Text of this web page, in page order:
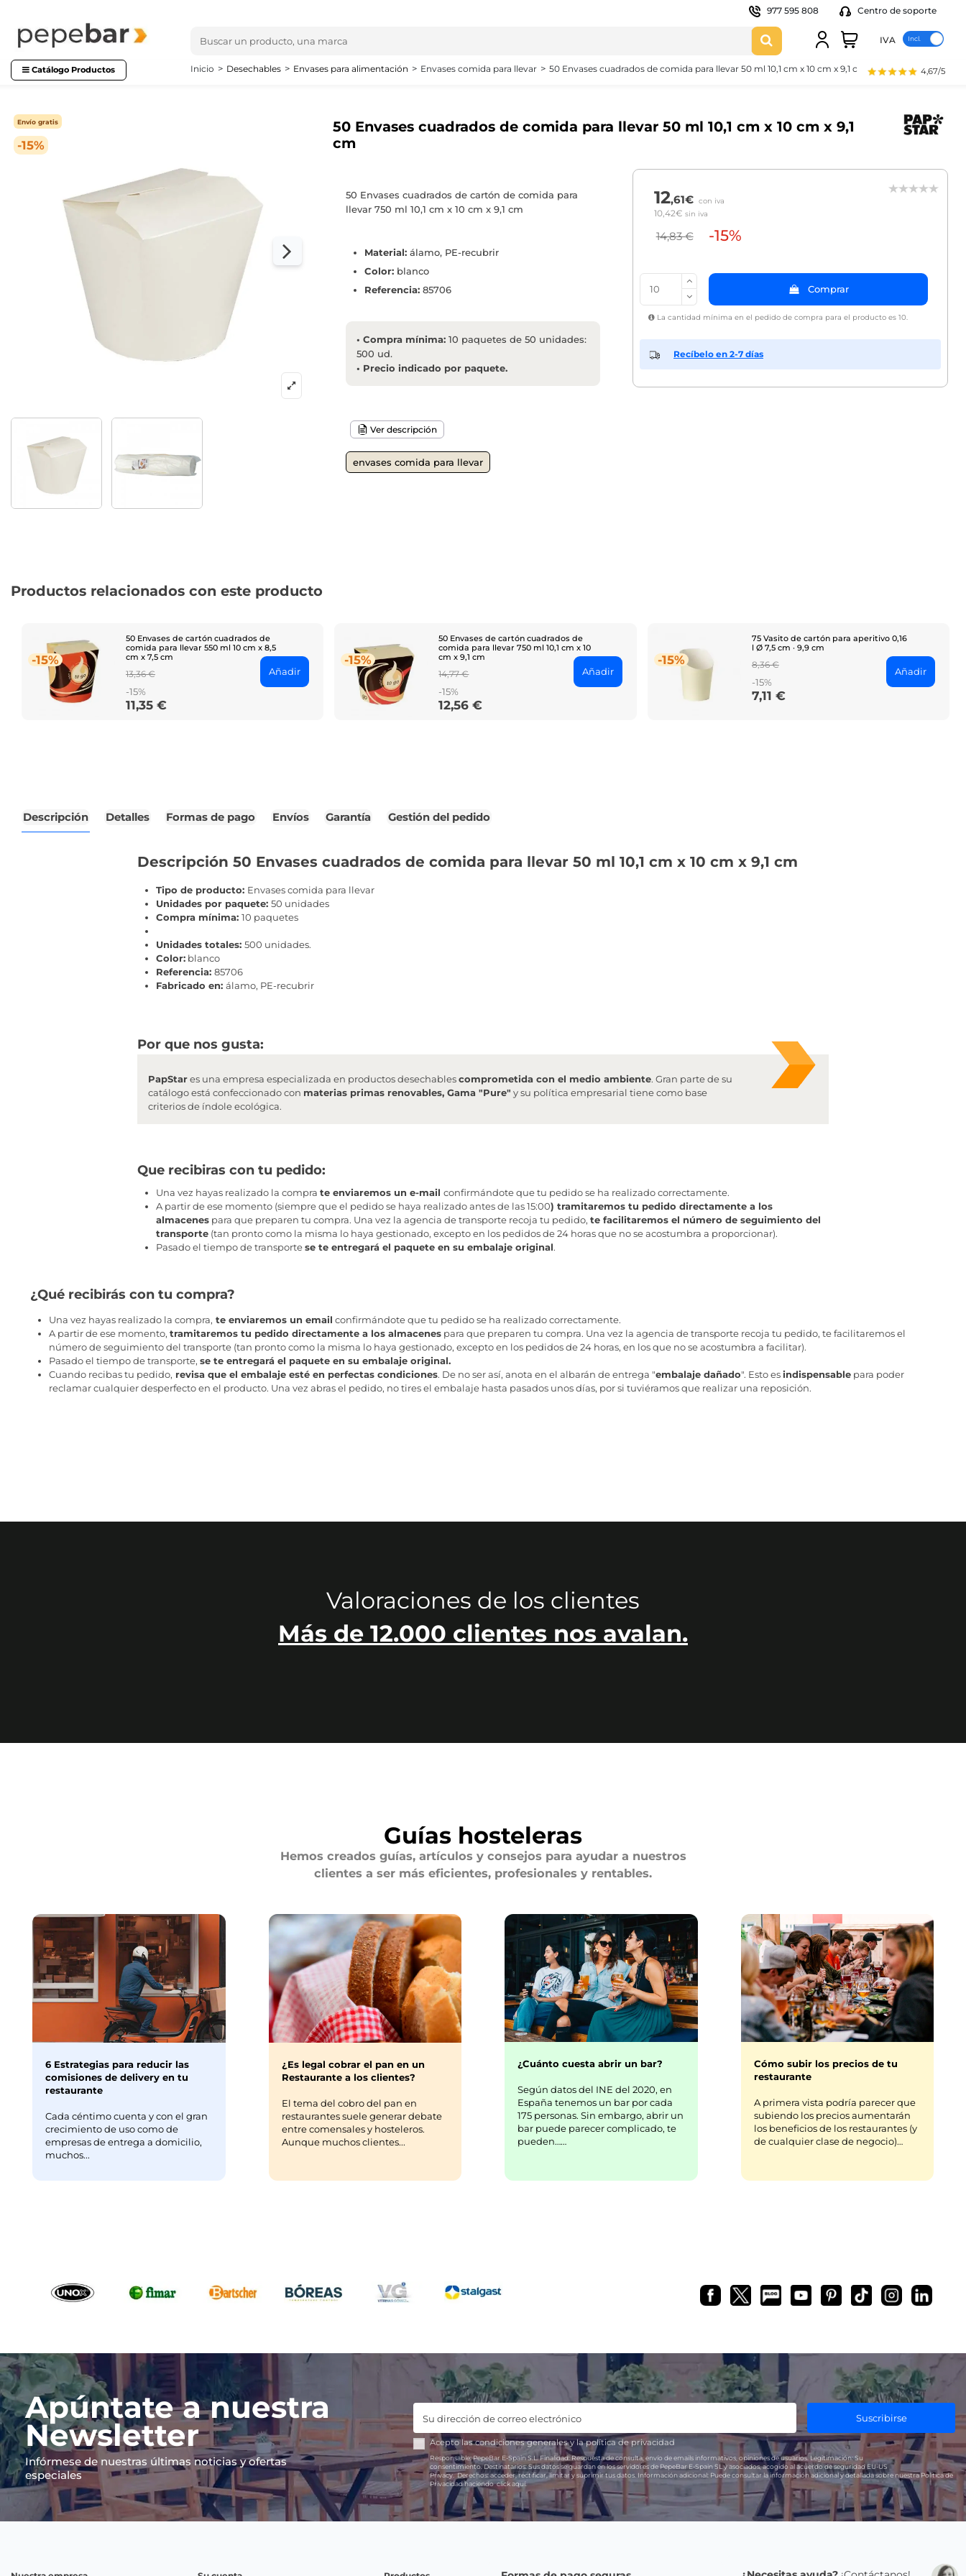
977 595 808 Centro de soporte
IVA
Catálogo Productos 4,67/5
Inicio Desechables Envases para alimentación Envases comida para llevar 50 Envases cuadrados de comida para llevar 50 ml 10,1 cm x 10 cm x 9,1 cm
-15%
Envío gratis
50 Envases cuadrados de comida para llevar 50 ml 10,1 cm x 10 cm x 9,1
cm
50 Envases cuadrados de cartón de comida para
llevar 750 ml 10,1 cm x 10 cm x 9,1 cm
Material:álamo, PE-recubrir
Color:blanco
Referencia: 85706
• Compra mínima: 10 paquetes de 50 unidades:
500 ud.
• Precio indicado por paquete.
Ver descripción
envases comida para llevar
12,61€ con iva
10,42€ sin iva
14,83 € -15%
Comprar
La cantidad mínima en el pedido de compra para el producto es 10.
Recíbelo en 2-7 días
Productos relacionados con este producto
-15%
50 Envases de cartón cuadrados de
comida para llevar 550 ml 10 cm x 8,5
cm x 7,5 cm
Regular
price
13,36 €
-15%
Price
11,35 €
Añadir
-15%
50 Envases de cartón cuadrados de
comida para llevar 750 ml 10,1 cm x 10
cm x 9,1 cm
Regular
price
14,77 €
-15%
Price
12,56 €
Añadir
-15%
75 Vasito de cartón para aperitivo 0,16
l Ø 7,5 cm · 9,9 cm
Regular
price
8,36 €
-15%
Price
7,11 €
Añadir
Descripción Detalles Formas de pago Envíos Garantía Gestión del pedido
Descripción 50 Envases cuadrados de comida para llevar 50 ml 10,1 cm x 10 cm x 9,1 cm
Tipo de producto: Envases comida para llevar
Unidades por paquete: 50 unidades
Compra mínima: 10 paquetes
Unidades totales: 500 unidades.
Color: blanco
Referencia: 85706
Fabricado en: álamo, PE-recubrir
Por que nos gusta:
PapStares una empresa especializada en productos desechablescomprometida con el medio ambiente. Gran parte de su
catálogo está confeccionado con materias primas renovables, Gama "Pure" y su política empresarial tiene como base
criterios de índole ecológica.
Que recibiras con tu pedido:
Una vez hayas realizado la compra te enviaremos un e-mail confirmándote que tu pedido se ha realizado correctamente.
A partir de ese momento (siempre que el pedido se haya realizado antes de las 15:00) tramitaremos tu pedido directamente a los
almacenes para que preparen tu compra. Una vez la agencia de transporte recoja tu pedido, te facilitaremos el número de seguimiento del
transporte (tan pronto como la misma lo haya gestionado, excepto en los pedidos de 24 horas que no se acostumbra a proporcionar).
Pasado el tiempo de transportese te entregará el paquete en su embalaje original.
¿Qué recibirás con tu compra?
Una vez hayas realizado la compra, te enviaremos un email confirmándote que tu pedido se ha realizado correctamente.
A partir de ese momento, tramitaremos tu pedido directamente a los almacenespara que preparen tu compra. Una vez la agencia de transporte recoja tu pedido, te facilitaremos el
número de seguimiento del transporte (tan pronto como la misma lo haya gestionado, excepto en los pedidos de 24 horas, en los que no se acostumbra a facilitar).
Pasado el tiempo de transporte, se te entregará el paquete en su embalaje original.
Cuando recibas tu pedido, revisa que el embalaje esté en perfectas condiciones. De no ser así, anota en el albarán de entrega "embalaje dañado". Esto esindispensablepara poder
reclamar cualquier desperfecto en el producto. Una vez abras el pedido, no tires el embalaje hasta pasados unos días, por si tuviéramos que realizar una reposición.
Valoraciones de los clientes
Más de 12.000 clientes nos avalan.
Guías hosteleras
Hemos creados guías, artículos y consejos para ayudar a nuestros
clientes a ser más eficientes, profesionales y rentables.
6 Estrategias para reducir las
comisiones de delivery en tu
restaurante
Cada céntimo cuenta y con el gran
crecimiento de uso como de
empresas de entrega a domicilio,
muchos...
¿Es legal cobrar el pan en un
Restaurante a los clientes?
El tema del cobro del pan en
restaurantes suele generar debate
entre comensales y hosteleros.
Aunque muchos clientes...
¿Cuánto cuesta abrir un bar?
Según datos del INE del 2020, en
España tenemos un bar por cada
175 personas. Sin embargo, abrir un
bar puede parecer complicado, te
pueden……
Cómo subir los precios de tu
restaurante
A primera vista podría parecer que
subiendo los precios aumentarán
los beneficios de los restaurantes (y
de cualquier clase de negocio)…
Apúntate a nuestra
Newsletter
Infórmese de nuestras últimas noticias y ofertas
especiales
Suscribirse
Acepto lascondiciones generalesy lapolítica de privacidad
Responsable:PepeBar E-Spain S.L.Finalidad:Respuesta de consulta, envío de emails informativos, opiniones de usuarios. Legitimación: Su
consentimiento.Destinatarios:Sus datos se guardan en los servidores de PepeBar E-Spain SL y asociados, acogido al acuerdo de seguridad EU-US
Privacy.Derechos:acceder, rectificar, limitar y suprimir tus datos. Información adicional:Puede consultar la información adicional y detallada sobre nuestra Política de
Privacidad haciendoclick aquí.